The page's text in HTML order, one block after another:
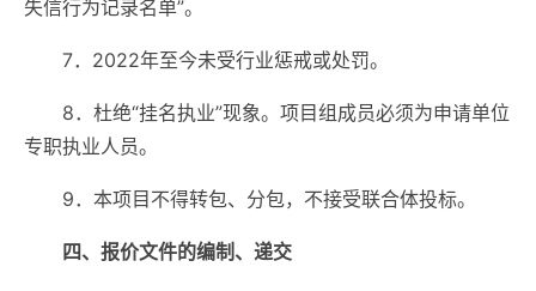
失信行为记录名单”。
7． 2022年至今未受行业惩戒或处罚。
8．杜绝“挂名执业”现象。项目组成员必须为申请单位
专职执业人员。
9．本项目不得转包、分包，不接受联合体投标。
四、报价文件的编制、递交